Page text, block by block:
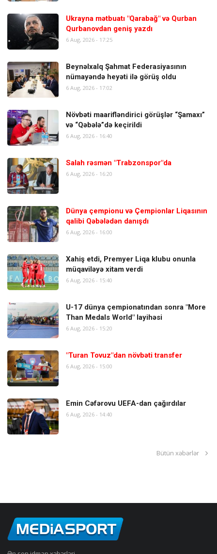
Ukrayna mətbuatı "Qarabağ" və Qurban
Qurbanovdan geniş yazdı
6 Aug, 2026 - 17:25
Beynəlxalq Şahmat Federasiyasının
nümayəndə heyəti ilə görüş oldu
6 Aug, 2026 - 17:02
Növbəti maarifləndirici görüşlər “Şamaxı”
və “Qəbələ”də keçirildi
6 Aug, 2026 - 16:40
Salah rəsmən "Trabzonspor"da
6 Aug, 2026 - 16:20
Dünya çempionu və Çempionlar Liqasının
qalibi Qəbələdən danışdı
6 Aug, 2026 - 16:00
Xahiş etdi, Premyer Liqa klubu onunla
müqaviləyə xitam verdi
6 Aug, 2026 - 15:40
U-17 dünya çempionatından sonra "More
Than Medals World" layihəsi
6 Aug, 2026 - 15:20
"Turan Tovuz"dan növbəti transfer
6 Aug, 2026 - 15:00
Emin Cəfərovu UEFA-dan çağırdılar
6 Aug, 2026 - 14:40
Bütün xəbərlər